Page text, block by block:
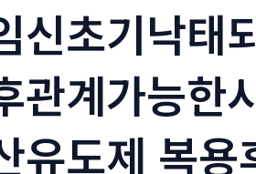
신초기낙태
관계가능한
유도제 복